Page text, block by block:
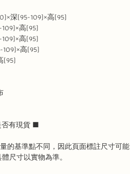
深(95-109)×高(95)
高(95)
高(95)
高(95)
(95)
有現貨 ■
的基準點不同，因此頁面標註尺寸可能
尺寸以實物為準。